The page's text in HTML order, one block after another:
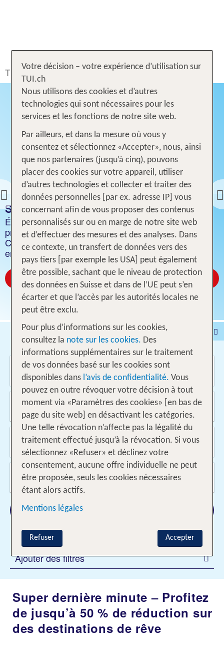
TUI.ch Rechercher & Réserver Dernière minute
Previous
SUPER OFFRE DE DERNIÈRE MINUTE
Économisez jusqu'à 50 %* sur des destinations très
prisées, telles que Majorque, la Crète, Grande
Canarie, la Turquie, l'Espagne et bien d'autres
encore. Tarifs Flex disponibles.
Découvrir les offres
JUSQU'À
50 %*
ÉCONOMISEZ
ADULTS ONLY HOTELS
Dernière minute en tête-à-tête : réservez des
vacances dans les plus beaux hôtels pour adultes à
Majorque, en Crète, aux Canaries, en Turquie, etc.
Découvrir les offres
JUSQU'À
50 %
ÉCONOMISEZ
Voyages
Hôtel
Voyages intervilles
% DEALS
Maison de vacances
Croisières
Véhicules
Où voulez-vous aller?
D'où?
Suisse
Quand et pour combien de temps?
10.08.2026 - 12.09.2026, 1 Semaine
Voyageurs?
2 Adultes
Rechercher
Ajouter des filtres
Super dernière minute – Profitez
de jusqu’à 50 % de réduction sur
des destinations de rêve
Votre décision – votre expérience d’utilisation sur
TUI.ch
Nous utilisons des cookies et d’autres
technologies qui sont nécessaires pour les
services et les fonctions de notre site web.
Par ailleurs, et dans la mesure où vous y
consentez et sélectionnez «Accepter», nous, ainsi
que nos partenaires (jusqu’à cinq), pouvons
placer des cookies sur votre appareil, utiliser
d’autres technologies et collecter et traiter des
données personnelles [par ex. adresse IP] vous
concernant afin de vous proposer des contenus
personnalisés sur ou en marge de notre site web
et d’effectuer des mesures et des analyses. Dans
ce contexte, un transfert de données vers des
pays tiers [par exemple les USA] peut également
être possible, sachant que le niveau de protection
des données en Suisse et dans de l’UE peut s’en
écarter et que l’accès par les autorités locales ne
peut être exclu.
Pour plus d’informations sur les cookies,
consultez la note sur les cookies. Des
informations supplémentaires sur le traitement
de vos données basé sur les cookies sont
disponibles dans l’avis de confidentialité. Vous
pouvez en outre révoquer votre décision à tout
moment via «Paramètres des cookies» [en bas de
page du site web] en désactivant les catégories.
Une telle révocation n’affecte pas la légalité du
traitement effectué jusqu’à la révocation. Si vous
sélectionnez «Refuser» et déclinez votre
consentement, aucune offre individuelle ne peut
être proposée, seuls les cookies nécessaires
étant alors actifs.
Mentions légales
Accepter
Refuser